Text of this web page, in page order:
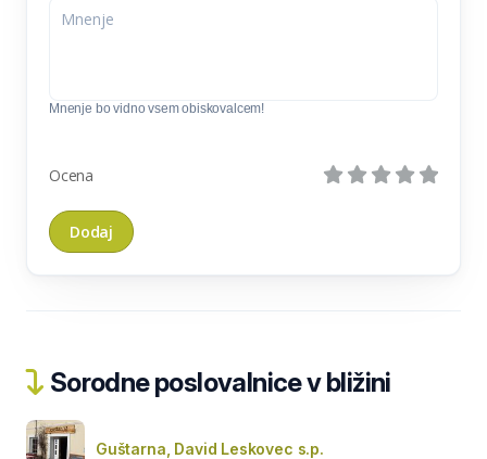
Mnenje bo vidno vsem obiskovalcem!
Ocena
Sorodne poslovalnice v bližini
Guštarna, David Leskovec s.p.